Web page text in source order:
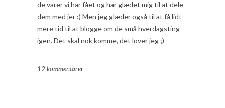
de varer vi har fået og har glædet mig til at dele
dem med jer :) Men jeg glæder også til at få lidt
mere tid til at blogge om de små hverdagsting
igen. Det skal nok komme, det lover jeg ;)
12 kommentarer